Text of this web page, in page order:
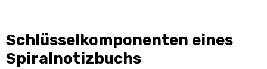
Schlüsselkomponenten eines
Spiralnotizbuchs